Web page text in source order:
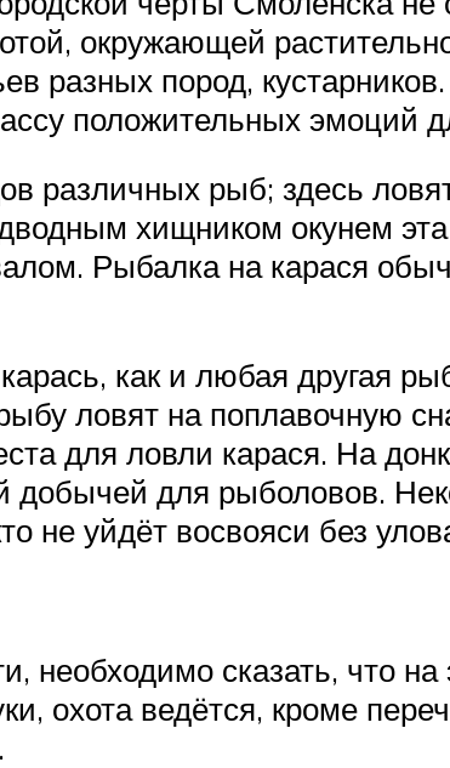
окружающей
разных пород,
положительных эмоций
различных рыб; здесь
хищником окунем
Рыбалка на карася
как и любая другая
ловят на поплавочную
для ловли карася. На
добычей для рыболовов.
не уйдёт восвояси без
необходимо сказать, что
охота ведётся, кроме